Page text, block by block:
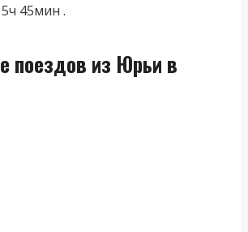
45мин .
поездов из Юрьи в